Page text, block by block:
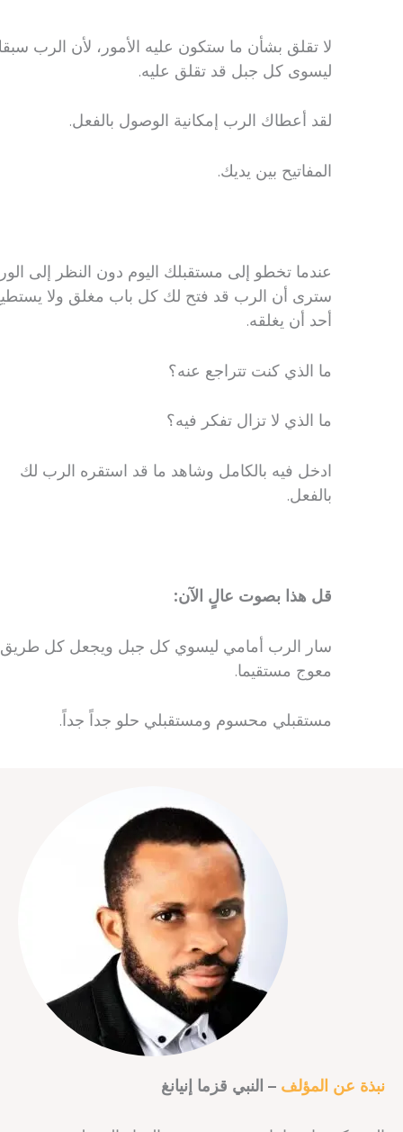
لا تقلق بشأن ما ستكون عليه الأمور، لأن الرب سبقك
ليسوى كل جبل قد تقلق عليه.
لقد أعطاك الرب إمكانية الوصول بالفعل.
المفاتيح بين يديك.
عندما تخطو إلى مستقبلك اليوم دون النظر إلى الوراء،
سترى أن الرب قد فتح لك كل باب مغلق ولا يستطيع
أحد أن يغلقه.
ما الذي كنت تتراجع عنه؟
ما الذي لا تزال تفكر فيه؟
ادخل فيه بالكامل وشاهد ما قد استقره الرب لك
بالفعل.
قل هذا بصوت عالٍ الآن:
سار الرب أمامي ليسوي كل جبل ويجعل كل طريق
معوج مستقيما.
مستقبلي محسوم ومستقبلي حلو جداً جداً.
نبذة عن المؤلف– النبي قزما إنيانغ